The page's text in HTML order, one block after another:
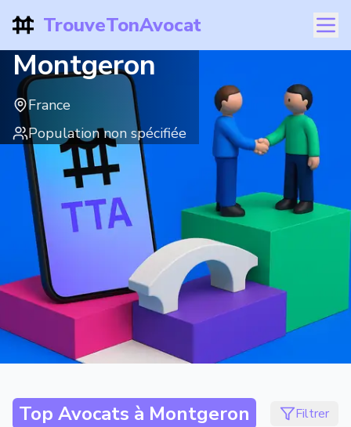
TrouveTonAvocat
Montgeron
France
Population non spécifiée
Top Avocats à Montgeron Filtrer